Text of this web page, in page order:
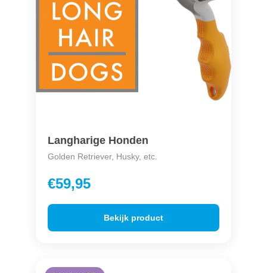
Langharige Honden
Golden Retriever, Husky, etc.
€59,95
Bekijk product